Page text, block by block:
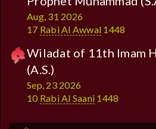
Aug, 31 2026
17 Rabi Al Awwal 1448
Wiladat of 11th Imam
(A.S.)
Sep, 23 2026
10 Rabi Al Saani 1448